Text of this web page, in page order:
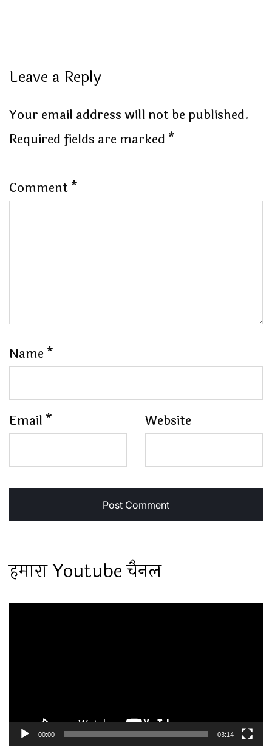
Leave a Reply
Your email address will not be published.
Required fields are marked *
Comment*
Name *
Email * Website
हमारा Youtube चैनल
00:00 03:14